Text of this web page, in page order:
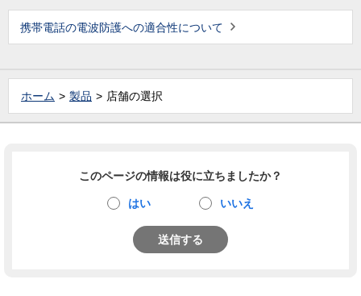
携帯電話の電波防護への適合性について
ホーム 製品 店舗の選択
このページの情報は役に立ちましたか？
はい いいえ
送信する